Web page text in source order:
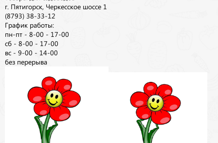
г. Пятигорск, Черкесское шоссе 1
(8793) 38-33-12
График работы:
пн-пт - 8-00 - 17-00
сб - 8-00 - 17-00
вс - 9-00 - 14-00
без перерыва